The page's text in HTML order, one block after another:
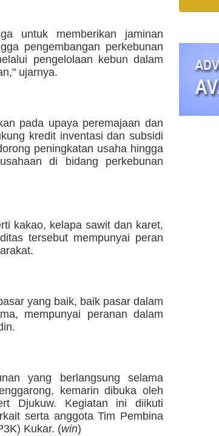
untuk memberikan jaminan
pengembangan perkebunan
pengelolaan kebun dalam
ujarnya.
pada upaya peremajaan dan
kredit inventasi dan subsidi
peningkatan usaha hingga
di bidang perkebunan
kakao, kelapa sawit dan karet,
tersebut mempunyai peran
yang baik, baik pasar dalam
mempunyai peranan dalam
yang berlangsung selama
kemarin dibuka oleh
Djukuw. Kegiatan ini diikuti
serta anggota Tim Pembina
Kukar. (win)